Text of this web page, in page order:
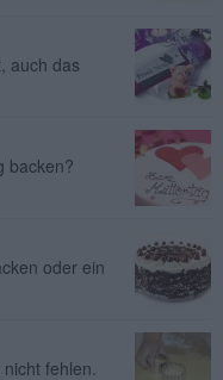
auch das
backen?
oder ein
fehlen.